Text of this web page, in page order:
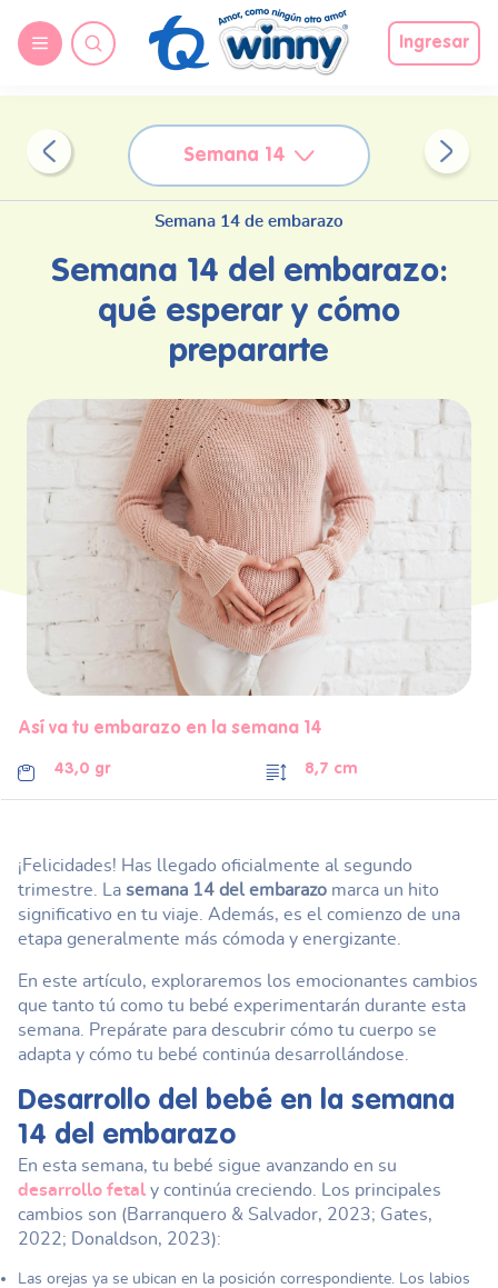
Ingresar
Semana 14
Semana 14 de embarazo
Semana 14 del embarazo:
qué esperar y cómo
prepararte
Así va tu embarazo en la semana 14
43,0 gr 8,7 cm
¡Felicidades! Has llegado oficialmente al segundo
trimestre. La semana 14 del embarazo marca un hito
significativo en tu viaje. Además, es el comienzo de una
etapa generalmente más cómoda y energizante.
En este artículo, exploraremos los emocionantes cambios
que tanto tú como tu bebé experimentarán durante esta
semana. Prepárate para descubrir cómo tu cuerpo se
adapta y cómo tu bebé continúa desarrollándose.
Desarrollo del bebé en la semana
14 del embarazo
En esta semana, tu bebé sigue avanzando en su
desarrollo fetal y continúa creciendo. Los principales
cambios son (Barranquero & Salvador, 2023; Gates,
2022; Donaldson, 2023):
Las orejas ya se ubican en la posición correspondiente. Los labios